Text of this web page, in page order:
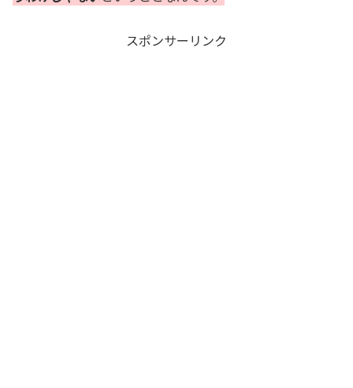
スポンサーリンク